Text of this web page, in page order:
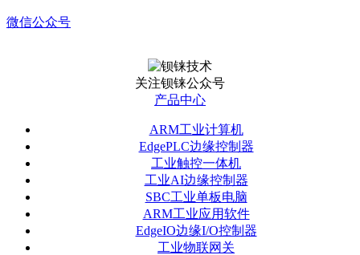
微信公众号
关注钡铼公众号
产品中心
ARM工业计算机
EdgePLC边缘控制器
工业触控一体机
工业AI边缘控制器
SBC工业单板电脑
ARM工业应用软件
EdgeIO边缘I/O控制器
工业物联网关